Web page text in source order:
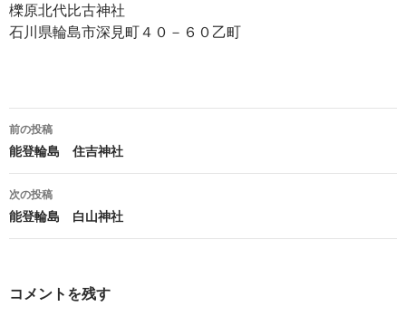
櫟原北代比古神社
石川県輪島市深見町４０－６０乙町
投
稿
ナ
ビ
ゲ
前の投稿
能登輪島 住吉神社
次の投稿
能登輪島 白山神社
コメントを残す